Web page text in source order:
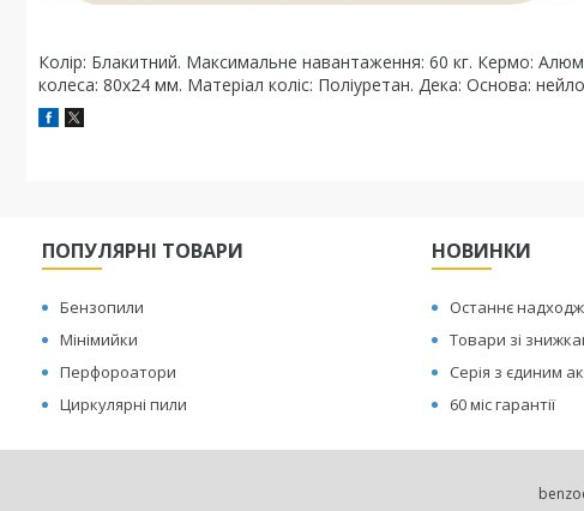
Колір: Блакитний. Максимальне навантаження: 60 кг. Кермо:
колеса: 80х24 мм. Матеріал коліс: Поліуретан. Дека: Основа:
ПОПУЛЯРНІ ТОВАРИ
Бензопили
Мінімийки
Перфороатори
Циркулярні пили
НОВИНКИ
Останнє
Товари зі
Серія з єдиним
60 міс гарантії